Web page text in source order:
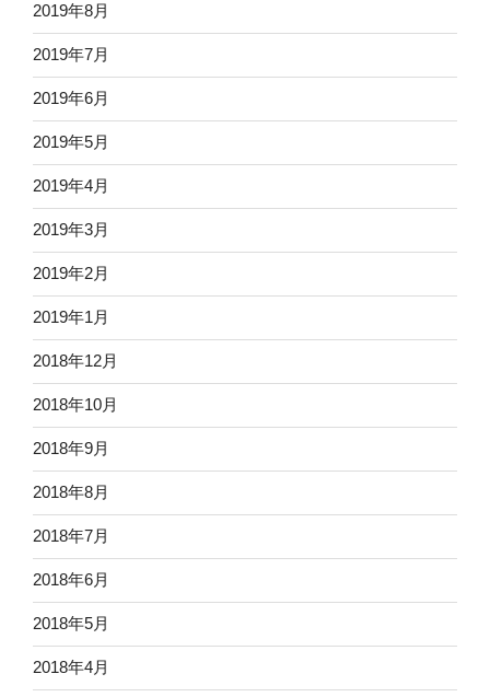
2019年8月
2019年7月
2019年6月
2019年5月
2019年4月
2019年3月
2019年2月
2019年1月
2018年12月
2018年10月
2018年9月
2018年8月
2018年7月
2018年6月
2018年5月
2018年4月